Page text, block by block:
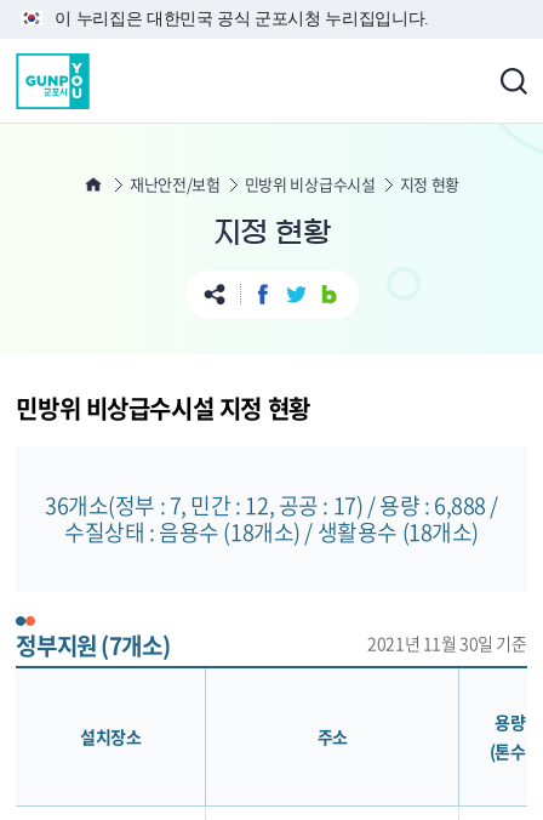
본문 바로가기
이 누리집은 대한민국 공식 군포시청 누리집입니다.
재난안전/보험 민방위 비상급수시설 지정 현황
지정 현황
민방위 비상급수시설 지정 현황
36개소(정부 : 7, 민간 : 12, 공공 : 17) / 용량 : 6,888 /
수질상태 : 음용수 (18개소) / 생활용수 (18개소)
정부지원 (7개소) 2021년 11월 30일 기준
설치장소 주소
용량
(톤수)